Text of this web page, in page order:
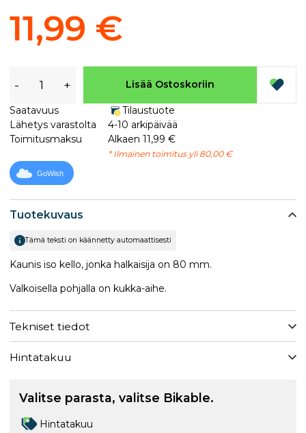
Tuotekuvaus
Tämä teksti on käännetty automaattisesti
Kaunis iso kello, jonka halkaisija on 80 mm.
Valkoisella pohjalla on kukka-aihe.
Tekniset tiedot
Hintatakuu
11,99 €
- + Lisää Ostoskoriin
Saatavuus
Tilaustuote
Lähetys varastolta
4-10 arkipäivää
Toimitusmaksu
Alkaen 11,99 €
* Ilmainen toimitus yli 80,00 €
GoWish
Valitse parasta, valitse Bikable.
Hintatakuu